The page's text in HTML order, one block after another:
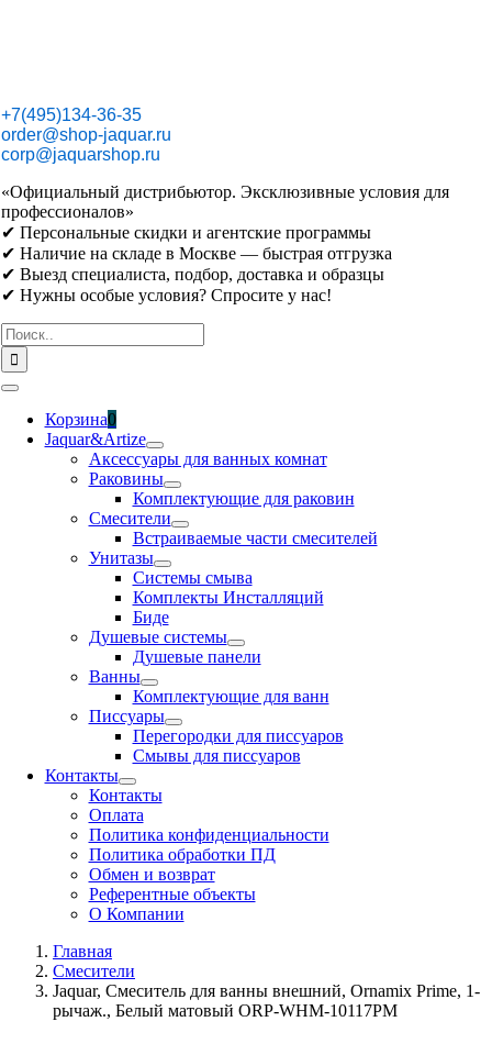
+7(495)134-36-35
order@shop-jaquar.ru
corp@jaquarshop.ru
«Официальный дистрибьютор. Эксклюзивные условия для
профессионалов»
✔ Персональные скидки и агентские программы
✔ Наличие на складе в Москве — быстрая отгрузка
✔ Выезд специалиста, подбор, доставка и образцы
✔ Нужны особые условия? Спросите у нас!
Результат
поиска:
Toggle
NavigationКорзина0
Jaquar&Artize
Аксессуары для ванных комнат
Раковины
Комплектующие для раковин
Смесители
Встраиваемые части смесителей
Унитазы
Системы смыва
Комплекты Инсталляций
Биде
Душевые системы
Душевые панели
Ванны
Комплектующие для ванн
Писсуары
Перегородки для писсуаров
Смывы для писсуаров
Контакты
Контакты
Оплата
Политика конфиденциальности
Политика обработки ПД
Обмен и возврат
Референтные объекты
О Компании
Главная
Смесители
Jaquar, Смеситель для ванны внешний, Ornamix Prime, 1-
рычаж., Белый матовый ORP-WHM-10117PM